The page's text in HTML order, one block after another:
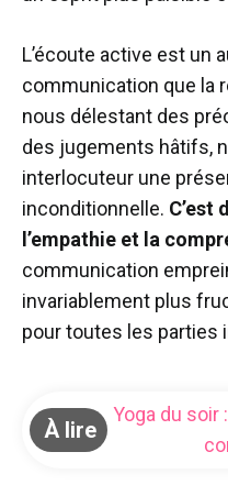
L’écoute active est un
communication que la
nous délestant des
des jugements hâtifs,
interlocuteur une
inconditionnelle. C’est
l’empathie et la
communication
invariablement plus
pour toutes les parties
À lire
Yoga du soir